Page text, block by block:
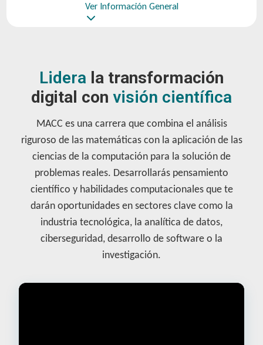
Ver Información General
Lidera la transformación
digital con visión científica
MACC es una carrera que combina el análisis
riguroso de las matemáticas con la aplicación de las
ciencias de la computación para la solución de
problemas reales. Desarrollarás pensamiento
científico y habilidades computacionales que te
darán oportunidades en sectores clave como la
industria tecnológica, la analítica de datos,
ciberseguridad, desarrollo de software o la
investigación.